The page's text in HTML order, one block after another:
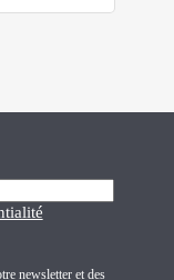
newsletter et des